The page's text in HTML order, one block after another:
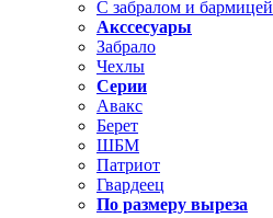
С забралом и бармицей
Акссесуары
Забрало
Чехлы
Серии
Авакс
Берет
ШБМ
Патриот
Гвардеец
По размеру выреза